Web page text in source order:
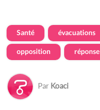
Santé évacuations
opposition réponse
Par Koaci